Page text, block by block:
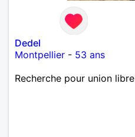
Dedel
Montpellier - 53 ans
Recherche pour union libre